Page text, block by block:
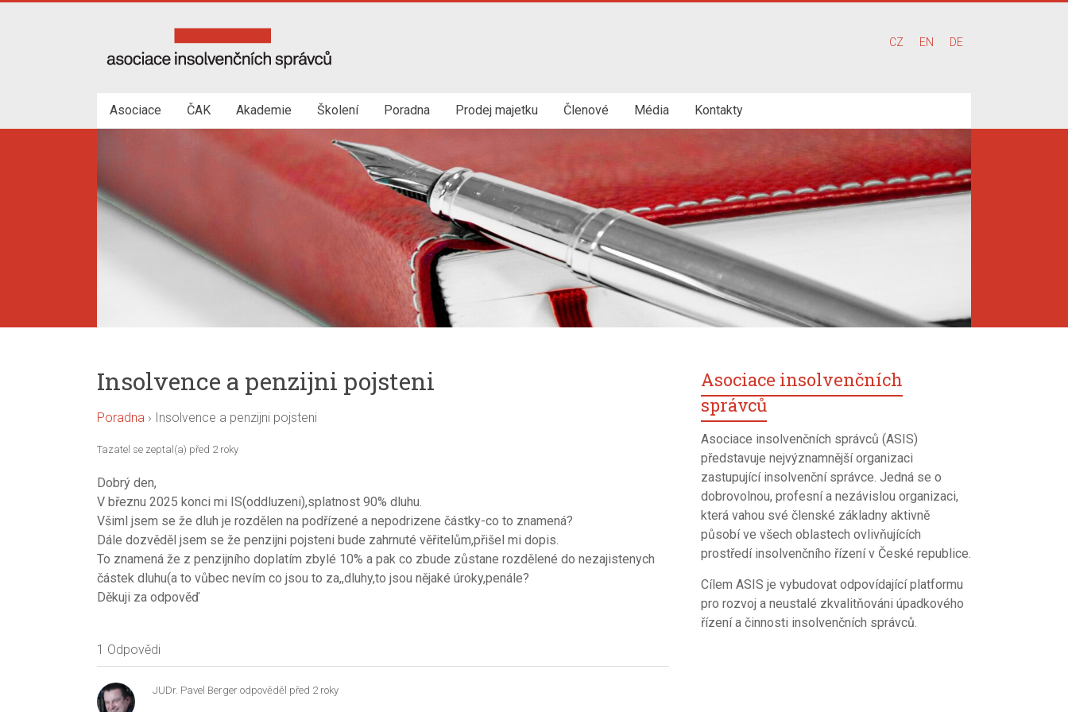
Asociace
insolvenčních
správců
CZ EN DE
Asociace ČAK Akademie Školení Poradna Prodej majetku Členové Média Kontakty
Insolvence a penzijni pojsteni
Poradna › Insolvence a penzijni pojsteni
Tazatel se zeptal(a) před 2 roky
Dobrý den,
V březnu 2025 konci mi IS(oddluzeni),splatnost 90% dluhu.
Všiml jsem se že dluh je rozdělen na podřízené a nepodrizene částky-co to znamená?
Dále dozvěděl jsem se že penzijni pojsteni bude zahrnuté věřitelům,přišel mi dopis.
To znamená že z penzijního doplatím zbylé 10% a pak co zbude zůstane rozdělené do nezajistenych
částek dluhu(a to vůbec nevím co jsou to za,,dluhy,to jsou nějaké úroky,penále?
Děkuji za odpověď
1 Odpovědi
JUDr. Pavel Berger odpověděl před 2 roky
Asociace insolvenčních
správců
Asociace insolvenčních správců (ASIS)
představuje nejvýznamnější organizaci
zastupující insolvenční správce. Jedná se o
dobrovolnou, profesní a nezávislou organizaci,
která vahou své členské základny aktivně
působí ve všech oblastech ovlivňujících
prostředí insolvenčního řízení v České republice.
Cílem ASIS je vybudovat odpovídající platformu
pro rozvoj a neustalé zkvalitňováni úpadkového
řízení a činnosti insolvenčních správců.